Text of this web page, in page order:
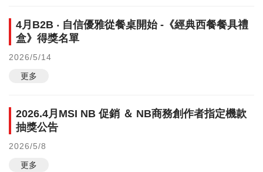
4月B2B ‧ 自信優雅從餐桌開始 -《經典西餐餐具禮
盒》得獎名單
2026/5/14
更多
2026.4月MSI NB 促銷 ＆ NB商務創作者指定機款
抽獎公告
2026/5/8
更多